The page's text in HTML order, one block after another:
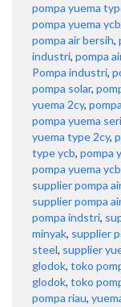
pompa yuema
pompa yuema
pompa air bersih,
industri, pompa
Pompa industri,
pompa solar,
yuema 2cy,
pompa yuema
yuema type 2cy,
type ycb, pompa
pompa yuema
supplier pompa
supplier pompa
pompa indstri,
minyak, supplier
steel, supplier
glodok, toko
glodok, toko
pompa riau,